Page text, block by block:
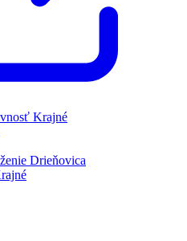
Krajné
Drieňovica